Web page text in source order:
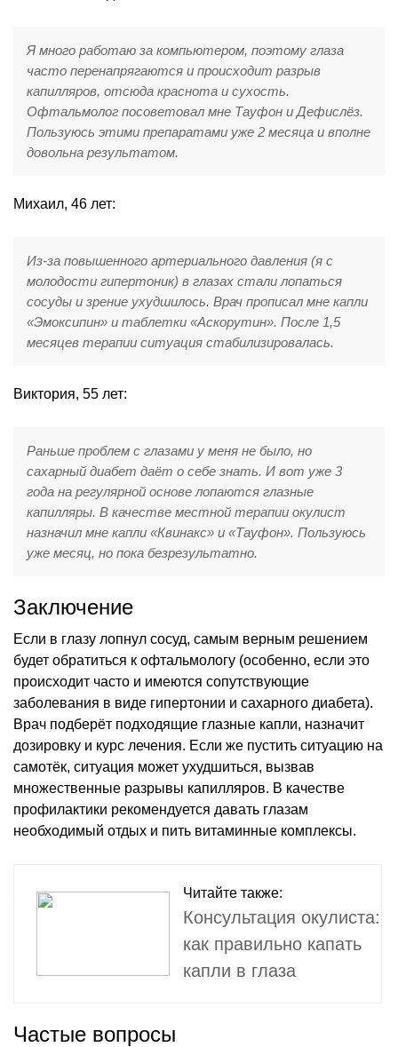
Я много работаю за компьютером, поэтому глаза
часто перенапрягаются и происходит разрыв
капилляров, отсюда краснота и сухость.
Офтальмолог посоветовал мне Тауфон и Дефислёз.
Пользуюсь этими препаратами уже 2 месяца и вполне
довольна результатом.
Михаил, 46 лет:
Из-за повышенного артериального давления (я с
молодости гипертоник) в глазах стали лопаться
сосуды и зрение ухудшилось. Врач прописал мне капли
«Эмоксипин» и таблетки «Аскорутин». После 1,5
месяцев терапии ситуация стабилизировалась.
Виктория, 55 лет:
Раньше проблем с глазами у меня не было, но
сахарный диабет даёт о себе знать. И вот уже 3
года на регулярной основе лопаются глазные
капилляры. В качестве местной терапии окулист
назначил мне капли «Квинакс» и «Тауфон». Пользуюсь
уже месяц, но пока безрезультатно.
Заключение
Если в глазу лопнул сосуд, самым верным решением
будет обратиться к офтальмологу (особенно, если это
происходит часто и имеются сопутствующие
заболевания в виде гипертонии и сахарного диабета).
Врач подберёт подходящие глазные капли, назначит
дозировку и курс лечения. Если же пустить ситуацию на
самотёк, ситуация может ухудшиться, вызвав
множественные разрывы капилляров. В качестве
профилактики рекомендуется давать глазам
необходимый отдых и пить витаминные комплексы.
Читайте также:
Консультация окулиста:
как правильно капать
капли в глаза
Частые вопросы